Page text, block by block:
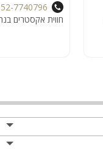
7740796
חווית אקסטרים